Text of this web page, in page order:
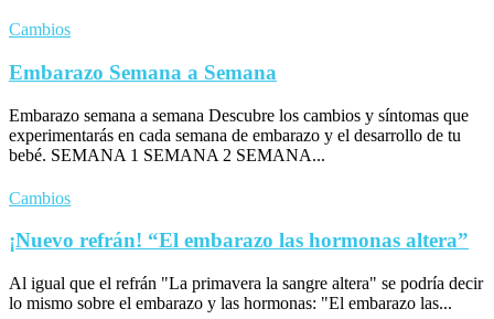
Cambios
Embarazo Semana a Semana
Embarazo semana a semana Descubre los cambios y síntomas que
experimentarás en cada semana de embarazo y el desarrollo de tu
bebé. SEMANA 1 SEMANA 2 SEMANA...
Cambios
¡Nuevo refrán! “El embarazo las hormonas altera”
Al igual que el refrán "La primavera la sangre altera" se podría decir
lo mismo sobre el embarazo y las hormonas: "El embarazo las...